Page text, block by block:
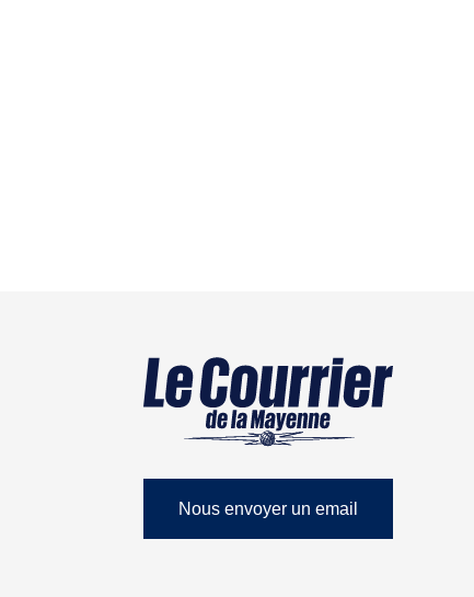
Nous envoyer un email